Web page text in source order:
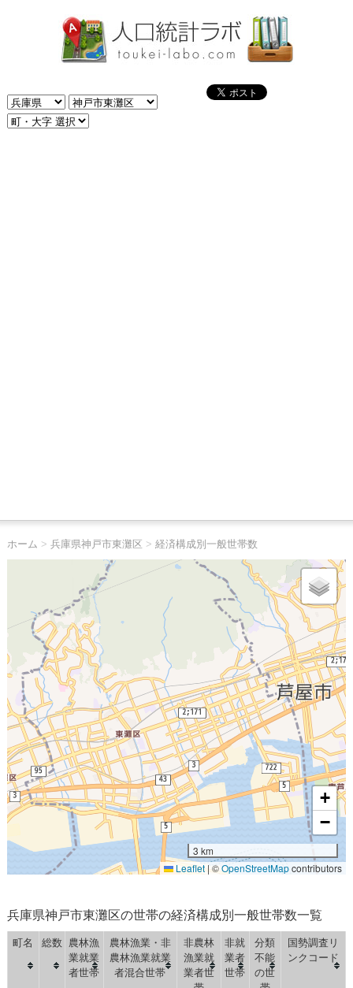
ホーム > 兵庫県神戸市東灘区 > 経済構成別一般世帯数
+
−
3 km
Leaflet |©OpenStreetMapcontributors
兵庫県神戸市東灘区の世帯の経済構成別一般世帯数一覧
町名 総数
農林漁
業就業
者世帯
農林漁業・非
農林漁業就業
者混合世帯
非農林
漁業就
業者世
非就
業者
世帯
分類
不能
の世
国勢調査リ
ンクコード